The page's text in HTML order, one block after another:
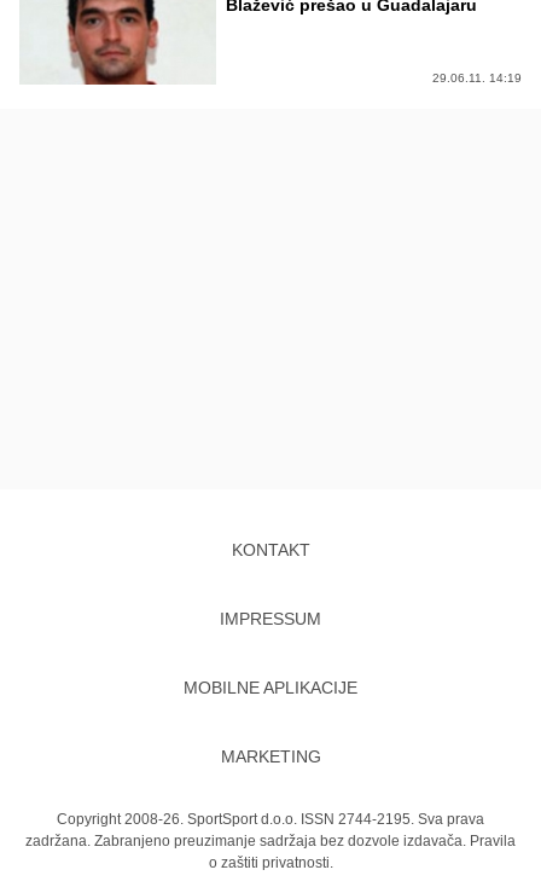
Blažević prešao u Guadalajaru
29.06.11. 14:19
KONTAKT
IMPRESSUM
MOBILNE APLIKACIJE
MARKETING
Copyright 2008-26. SportSport d.o.o. ISSN 2744-2195. Sva prava
zadržana. Zabranjeno preuzimanje sadržaja bez dozvole izdavača. Pravila
o zaštiti privatnosti.